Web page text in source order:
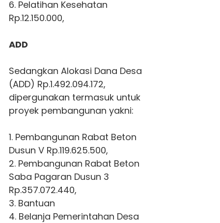
6. Pelatihan Kesehatan
Rp.12.150.000,
ADD
Sedangkan Alokasi Dana Desa
(ADD) Rp.1.492.094.172,
dipergunakan termasuk untuk
proyek pembangunan yakni:
1. Pembangunan Rabat Beton
Dusun V Rp.119.625.500,
2. Pembangunan Rabat Beton
Saba Pagaran Dusun 3
Rp.357.072.440,
3. Bantuan
4. Belanja Pemerintahan Desa